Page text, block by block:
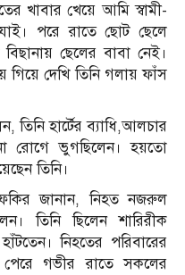
খাবার খেয়ে আমি স্বামী-
পরে রাতে ছোট ছেলে
ছেলের বাবা নেই।
গিয়ে দেখি তিনি গলায় ফাঁস
তিনি হার্টের ব্যাধি,আলচার
রোগে ভুগছিলেন। হয়তো
তিনি।
জানান, নিহত নজরুল
তিনি ছিলেন শারিরীক
নিহতের পরিবারের
পেরে গভীর রাতে সকলের